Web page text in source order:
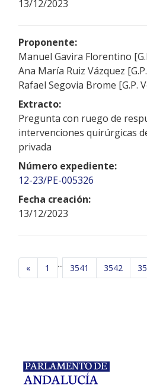
13/12/2023
Proponente:
Manuel Gavira Florentino
Ana María Ruiz Vázquez
Rafael Segovia Brome [G.P.
Extracto:
Pregunta con ruego de
intervenciones quirúrgicas
privada
Número expediente:
12-23/PE-005326
Fecha creación:
13/12/2023
« 1 ... 3541 3542